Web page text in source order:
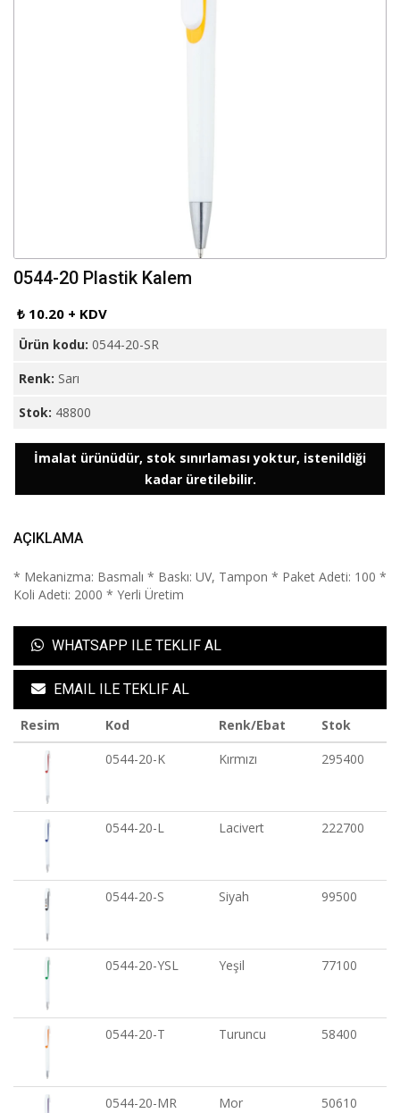
0544-20 Plastik Kalem
₺ 10.20 + KDV
Ürün kodu: 0544-20-SR
Renk: Sarı
Stok: 48800
İmalat ürünüdür, stok sınırlaması yoktur, istenildiği
kadar üretilebilir.
AÇIKLAMA
* Mekanizma: Basmalı * Baskı: UV, Tampon * Paket Adeti: 100 *
Koli Adeti: 2000 * Yerli Üretim
WHATSAPP ILE TEKLIF AL
EMAIL ILE TEKLIF AL
Resim Kod Renk/Ebat
Stok
0544-20-K
Kırmızı 295400
0544-20-L Lacivert 222700
0544-20-S Siyah 99500
0544-20-YSL Yeşil 77100
0544-20-T Turuncu 58400
0544-20-MR Mor 50610